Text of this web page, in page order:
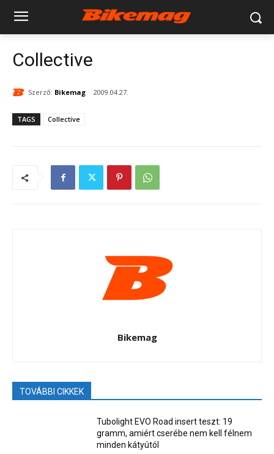
Collective
Szerző: Bikemag 2009.04.27.
TAGS Collective
Bikemag
TOVÁBBI CIKKEK
Tubolight EVO Road insert teszt: 19
gramm, amiért cserébe nem kell félnem
minden kátyútól